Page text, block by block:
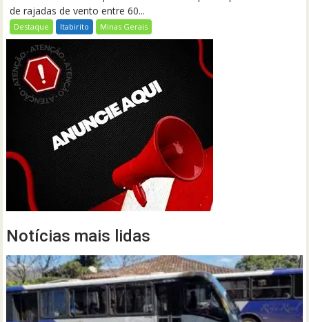
de rajadas de vento entre 60...
Destaque Itabirito Minas Gerais
Notícias mais lidas